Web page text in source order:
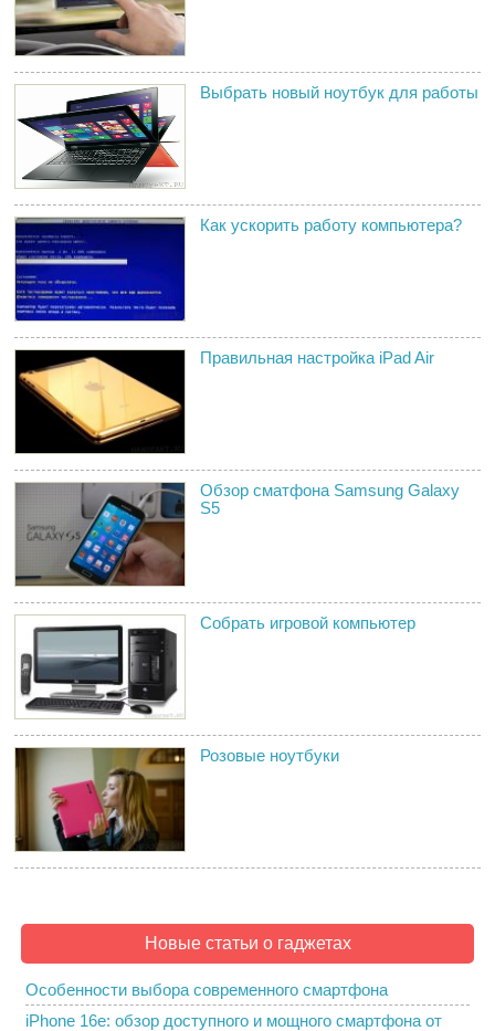
Выбрать новый ноутбук для работы
Как ускорить работу компьютера?
Правильная настройка iPad Air
Обзор сматфона Samsung Galaxy
S5
Собрать игровой компьютер
Розовые ноутбуки
Новые статьи о гаджетах
Особенности выбора современного смартфона
iPhone 16e: обзор доступного и мощного смартфона от